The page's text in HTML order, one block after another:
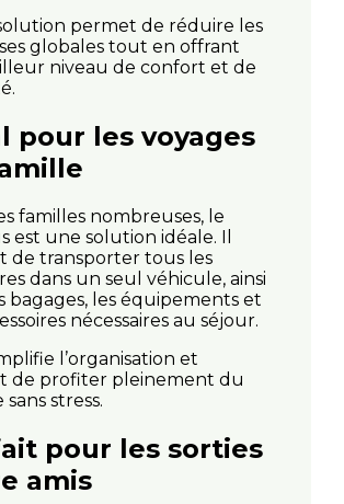
permet de réduire les
globales tout en offrant
niveau de confort et de
pour les voyages
familles nombreuses, le
est une solution idéale. Il
de transporter tous les
dans un seul véhicule, ainsi
bagages, les équipements et
nécessaires au séjour.
l’organisation et
de profiter pleinement du
stress.
pour les sorties
amis